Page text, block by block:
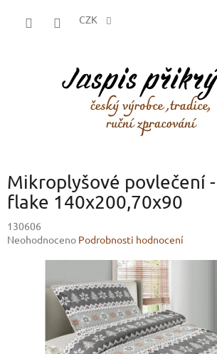
CZK
Mikroplyšové povlečení
flake 140x200,70x90
130606
Průměrné
Neohodnoceno Podrobnosti hodnocení